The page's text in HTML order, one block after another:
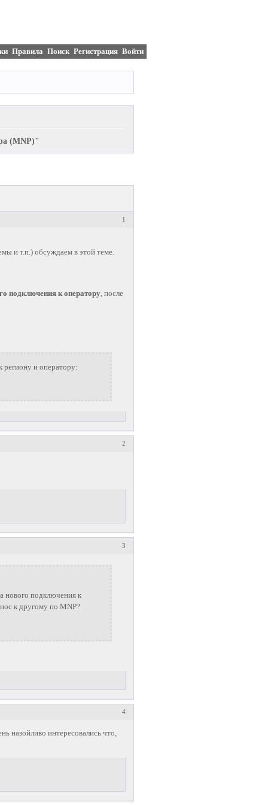
Правила Поиск Регистрация Войти
(MNP)"
1
и т.п.) обсуждаем в этой теме.
подключения к оператору, после
региону и оператору:
2
3
нового подключения к
к другому по MNP?
4
назойливо интересовались что,